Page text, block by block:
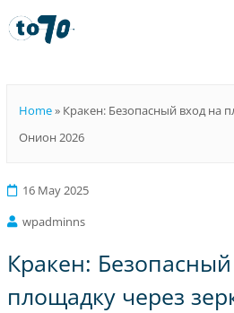
Home» Кракен: Безопасный вход на
Онион 2026
16 May 2025
wpadminns
Кракен:
площадку через